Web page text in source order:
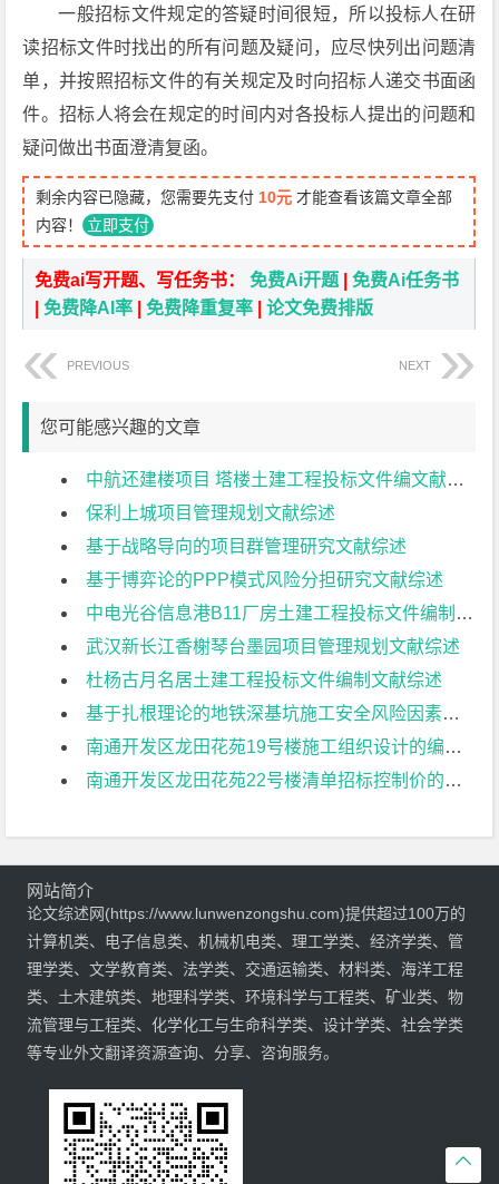
一般招标文件规定的答疑时间很短，所以投标人在研
读招标文件时找出的所有问题及疑问，应尽快列出问题清
单，并按照招标文件的有关规定及时向招标人递交书面函
件。招标人将会在规定的时间内对各投标人提出的问题和
疑问做出书面澄清复函。
剩余内容已隐藏，您需要先支付 10元 才能查看该篇文章全部
内容！ 立即支付
免费ai写开题、写任务书：免费Ai开题 |免费Ai任务书
|免费降AI率 |免费降重复率 |论文免费排版
PREVIOUS NEXT
您可能感兴趣的文章
中航还建楼项目 塔楼土建工程投标文件编文献综述
保利上城项目管理规划文献综述
基于战略导向的项目群管理研究文献综述
基于博弈论的PPP模式风险分担研究文献综述
中电光谷信息港B11厂房土建工程投标文件编制文献综述
武汉新长江香榭琴台墨园项目管理规划文献综述
杜杨古月名居土建工程投标文件编制文献综述
基于扎根理论的地铁深基坑施工安全风险因素识别研究文献综述
南通开发区龙田花苑19号楼施工组织设计的编制文献综述
南通开发区龙田花苑22号楼清单招标控制价的编制文献综述

网站简介
论文综述网(https://www.lunwenzongshu.com)提供超过100万的
计算机类、电子信息类、机械机电类、理工学类、经济学类、管
理学类、文学教育类、法学类、交通运输类、材料类、海洋工程
类、土木建筑类、地理科学类、环境科学与工程类、矿业类、物
流管理与工程类、化学化工与生命科学类、设计学类、社会学类
等专业外文翻译资源查询、分享、咨询服务。